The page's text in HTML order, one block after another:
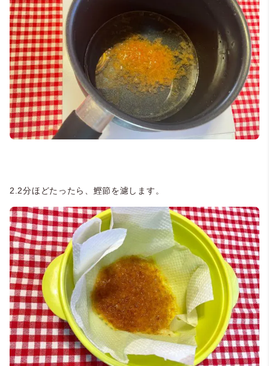
2.2分ほどたったら、鰹節を濾します。